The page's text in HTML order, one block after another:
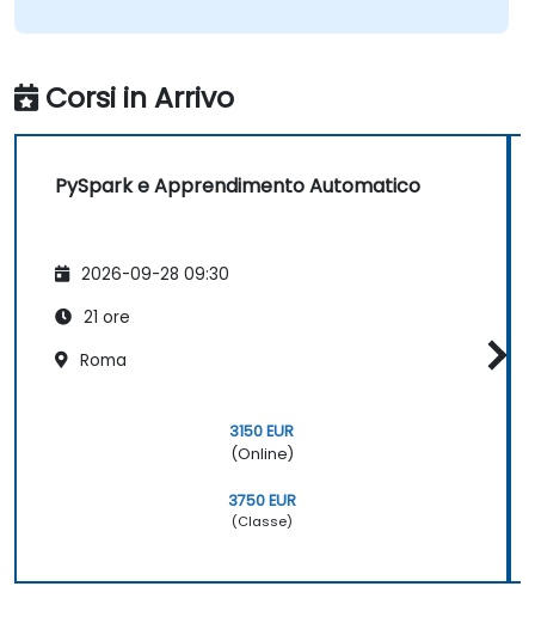
Corsi in Arrivo
PySpark e Apprendimento Automatico
2026-09-28 09:30
21 ore
Roma
3150 EUR
(Online)
3750 EUR
(Classe)